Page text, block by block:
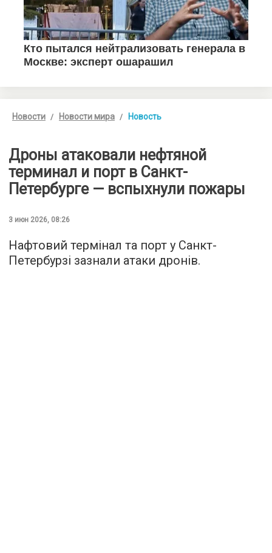
Новости Новости мира Новость
Дроны атаковали нефтяной
терминал и порт в Санкт-
Петербурге — вспыхнули пожары
3 июн 2026, 08:26
Нафтовий термінал та порт у Санкт-
Петербурзі зазнали атаки дронів.